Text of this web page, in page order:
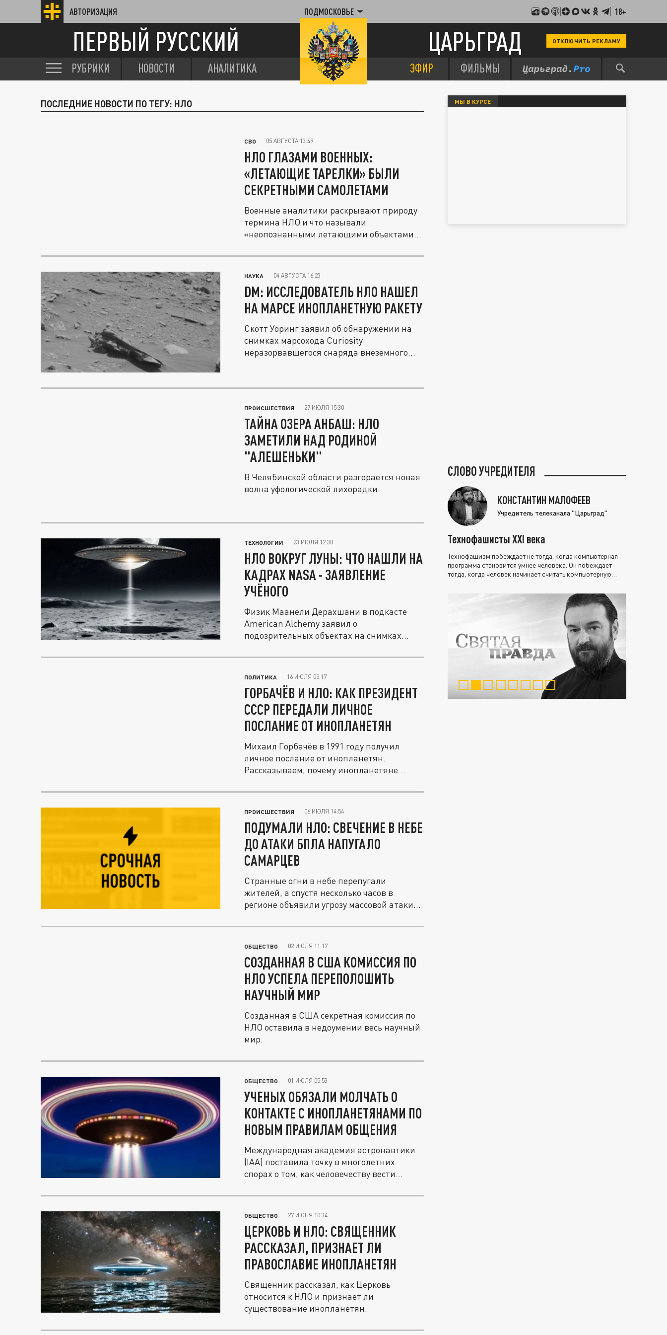
АВТОРИЗАЦИЯ ПОДМОСКОВЬЕ 18+
ПЕРВЫЙ РУССКИЙ ЦАРЬГРАД ОТКЛЮЧИТЬ РЕКЛАМУ
РУБРИКИ НОВОСТИ АНАЛИТИКА ЭФИР ФИЛЬМЫ
ПОСЛЕДНИЕ НОВОСТИ ПО ТЕГУ: НЛО
СВО 05 АВГУСТА 13:49
НЛО ГЛАЗАМИ ВОЕННЫХ:
«ЛЕТАЮЩИЕ ТАРЕЛКИ» БЫЛИ
СЕКРЕТНЫМИ САМОЛЕТАМИ
Военные аналитики раскрывают природу
термина НЛО и что называли
«неопознанными летающими объектами»
НАУКА 04 АВГУСТА 16:23
DM: ИССЛЕДОВАТЕЛЬ НЛО НАШЕЛ
НА МАРСЕ ИНОПЛАНЕТНУЮ РАКЕТУ
Скотт Уоринг заявил об обнаружении на
снимках марсохода Curiosity
неразорвавшегося снаряда внеземного...
ПРОИСШЕСТВИЯ 27 ИЮЛЯ 15:30
ТАЙНА ОЗЕРА АНБАШ: НЛО
ЗАМЕТИЛИ НАД РОДИНОЙ
"АЛЕШЕНЬКИ"
В Челябинской области разгорается новая
волна уфологической лихорадки.
ТЕХНОЛОГИИ 23 ИЮЛЯ 12:38
НЛО ВОКРУГ ЛУНЫ: ЧТО НАШЛИ НА
КАДРАХ NASA - ЗАЯВЛЕНИЕ
УЧЁНОГО
Физик Маанели Дерахшани в подкасте
American Alchemy заявил о
подозрительных объектах на снимках
ПОЛИТИКА 16 ИЮЛЯ 05:17
ГОРБАЧЁВ И НЛО: КАК ПРЕЗИДЕНТ
СССР ПЕРЕДАЛИ ЛИЧНОЕ
ПОСЛАНИЕ ОТ ИНОПЛАНЕТЯН
Михаил Горбачёв в 1991 году получил
личное послание от инопланетян.
Рассказываем, почему инопланетяне...
ПРОИСШЕСТВИЯ 06 ИЮЛЯ 14:54
ПОДУМАЛИ НЛО: СВЕЧЕНИЕ В НЕБЕ
ДО АТАКИ БПЛА НАПУГАЛО
САМАРЦЕВ
Странные огни в небе перепугали
жителей, а спустя несколько часов в
регионе объявили угрозу массовой атаки...
ОБЩЕСТВО 02 ИЮЛЯ 11:17
СОЗДАННАЯ В США КОМИССИЯ ПО
НЛО УСПЕЛА ПЕРЕПОЛОШИТЬ
НАУЧНЫЙ МИР
Созданная в США секретная комиссия по
НЛО оставила в недоумении весь научный
мир.
ОБЩЕСТВО 01 ИЮЛЯ 05:53
УЧЕНЫХ ОБЯЗАЛИ МОЛЧАТЬ О
КОНТАКТЕ С ИНОПЛАНЕТЯНАМИ ПО
НОВЫМ ПРАВИЛАМ ОБЩЕНИЯ
Международная академия астронавтики
(IAA) поставила точку в многолетних
спорах о том, как человечеству вести...
ОБЩЕСТВО 27 ИЮНЯ 10:34
ЦЕРКОВЬ И НЛО: СВЯЩЕННИК
РАССКАЗАЛ, ПРИЗНАЕТ ЛИ
ПРАВОСЛАВИЕ ИНОПЛАНЕТЯН
Священник рассказал, как Церковь
относится к НЛО и признает ли
существование инопланетян.
МЫ В КУРСЕ
СЛОВО УЧРЕДИТЕЛЯ
КОНСТАНТИН МАЛОФЕЕВ
Учредитель телеканала "Царьград"
Технофашисты XXI века
Технофашизм побеждает не тогда, когда компьютерная
программа становится умнее человека. Он побеждает
тогда, когда человек начинает считать компьютерную